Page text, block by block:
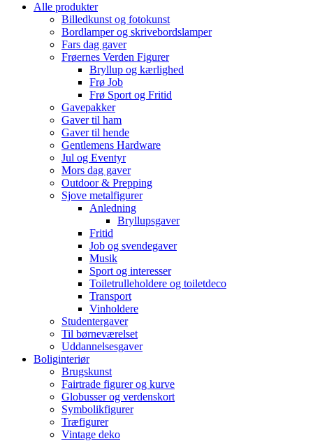
Alle produkter
Billedkunst og fotokunst
Bordlamper og skrivebordslamper
Fars dag gaver
Frøernes Verden Figurer
Bryllup og kærlighed
Frø Job
Frø Sport og Fritid
Gavepakker
Gaver til ham
Gaver til hende
Gentlemens Hardware
Jul og Eventyr
Mors dag gaver
Outdoor & Prepping
Sjove metalfigurer
Anledning
Bryllupsgaver
Fritid
Job og svendegaver
Musik
Sport og interesser
Toiletrulleholdere og toiletdeco
Transport
Vinholdere
Studentergaver
Til børneværelset
Uddannelsesgaver
Boliginteriør
Brugskunst
Fairtrade figurer og kurve
Globusser og verdenskort
Symbolikfigurer
Træfigurer
Vintage deko